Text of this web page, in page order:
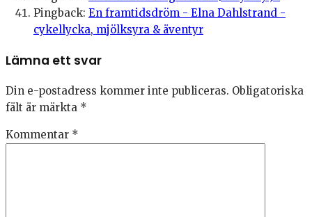
Pingback: En framtidsdröm - Elna Dahlstrand -
cykellycka, mjölksyra & äventyr
Lämna ett svar
Din e-postadress kommer inte publiceras. Obligatoriska
fält är märkta *
Kommentar *